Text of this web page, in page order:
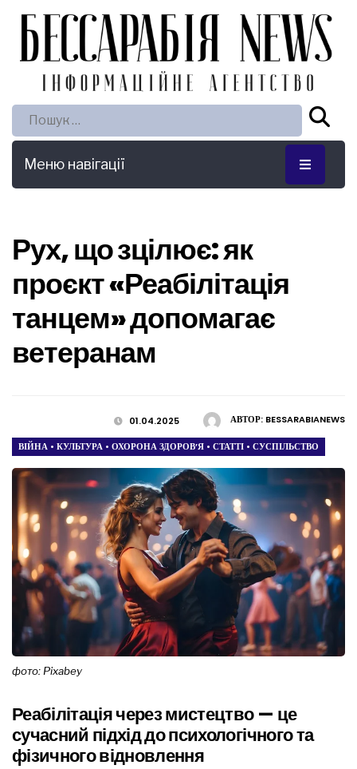
Пошук:
Меню навігації
Рух, що зцілює: як
проєкт «Реабілітація
танцем» допомагає
ветеранам
АВТОР: BESSARABIANEWS
01.04.2025
ВІЙНА • КУЛЬТУРА • ОХОРОНА ЗДОРОВ’Я • СТАТТІ • СУСПІЛЬСТВО
фото: Pixabey
Реабілітація через мистецтво — це
сучасний підхід до психологічного та
фізичного відновлення